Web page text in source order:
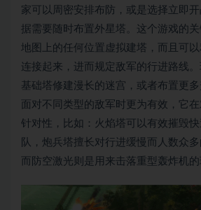
家可以周密安排布防，或是选择立即
据需要随时布置外星塔。这个游戏的
地图上的任何位置虚拟建塔，而且可
连接起来，进而规定敌军的行进路线
基础塔修建漫长的迷宫，或者布置更
面对不同类型的敌军时更为有效，它
针对性，比如：火焰塔可以有效摧毁
队，炮兵塔擅长对行进缓慢而人数众多
而防空激光则是用来击落重型轰炸机的